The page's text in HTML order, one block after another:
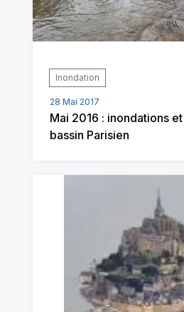
Inondation
28 Mai 2017
Mai 2016 : inondations
bassin Parisien